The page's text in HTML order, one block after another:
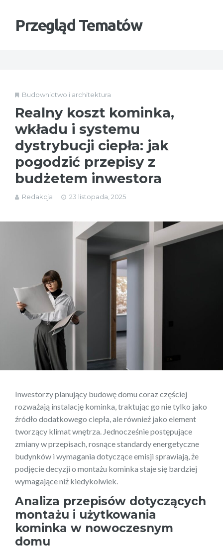
Przegląd Tematów
Budownictwo i architektura
Realny koszt kominka,
wkładu i systemu
dystrybucji ciepła: jak
pogodzić przepisy z
budżetem inwestora
Redakcja 23 listopada, 2025
Inwestorzy planujący budowę domu coraz częściej
rozważają instalację kominka, traktując go nie tylko jako
źródło dodatkowego ciepła, ale również jako element
tworzący klimat wnętrza. Jednocześnie postępujące
zmiany w przepisach, rosnące standardy energetyczne
budynków i wymagania dotyczące emisji sprawiają, że
podjęcie decyzji o montażu kominka staje się bardziej
wymagające niż kiedykolwiek.
Analiza przepisów dotyczących
montażu i użytkowania
kominka w nowoczesnym
domu